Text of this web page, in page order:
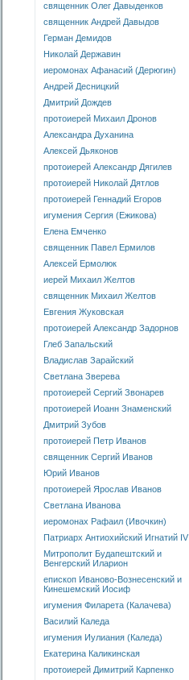
священник Олег Давыденков
священник Андрей Давыдов
Герман Демидов
Николай Державин
иеромонах Афанасий (Дерюгин)
Андрей Десницкий
Дмитрий Дождев
протоиерей Михаил Дронов
Александра Духанина
Алексей Дьяконов
протоиерей Александр Дягилев
протоиерей Николай Дятлов
протоиерей Геннадий Егоров
игумения Сергия (Ежикова)
Елена Емченко
священник Павел Ермилов
Алексей Ермолюк
иерей Михаил Желтов
священник Михаил Желтов
Евгения Жуковская
протоиерей Александр Задорнов
Глеб Запальский
Владислав Зарайский
Светлана Зверева
протоиерей Сергий Звонарев
протоиерей Иоанн Знаменский
Дмитрий Зубов
протоиерей Петр Иванов
священник Сергий Иванов
Юрий Иванов
протоиерей Ярослав Иванов
Светлана Иванова
иеромонах Рафаил (Ивочкин)
Патриарх Антиохийский Игнатий IV
Митрополит Будапештский и
Венгерский Иларион
епископ Иваново-Вознесенский и
Кинешемский Иосиф
игумения Филарета (Калачева)
Василий Каледа
игумения Иулиания (Каледа)
Екатерина Каликинская
протоиерей Димитрий Карпенко